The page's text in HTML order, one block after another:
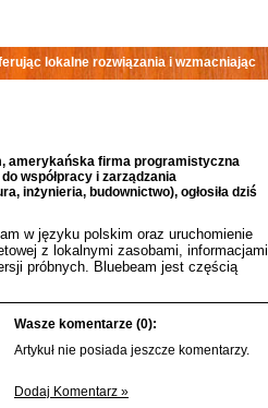
lokalne rozwiązania i wzmacniając
amerykańska firma programistyczna
współpracy i zarządzania
inżynieria, budownictwo), ogłosiła dziś
w języku polskim oraz uruchomienie
z lokalnymi zasobami, informacjami
próbnych. Bluebeam jest częścią
Wasze komentarze (0):
Artykuł nie posiada jeszcze komentarzy.
Dodaj Komentarz »